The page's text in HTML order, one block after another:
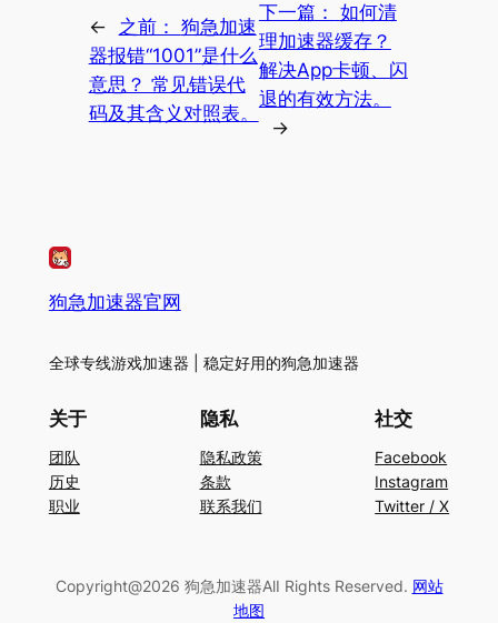
← 之前： 狗急加速
器报错“1001”是什么
意思？ 常见错误代
码及其含义对照表。
下一篇： 如何清
理加速器缓存？
解决App卡顿、闪
退的有效方法。
→
狗急加速器官网
全球专线游戏加速器 | 稳定好用的狗急加速器
关于
团队
历史
职业
隐私
隐私政策
条款
联系我们
社交
Facebook
Instagram
Twitter / X
Copyright@2026 狗急加速器AlI Rights Reserved. 网站
地图